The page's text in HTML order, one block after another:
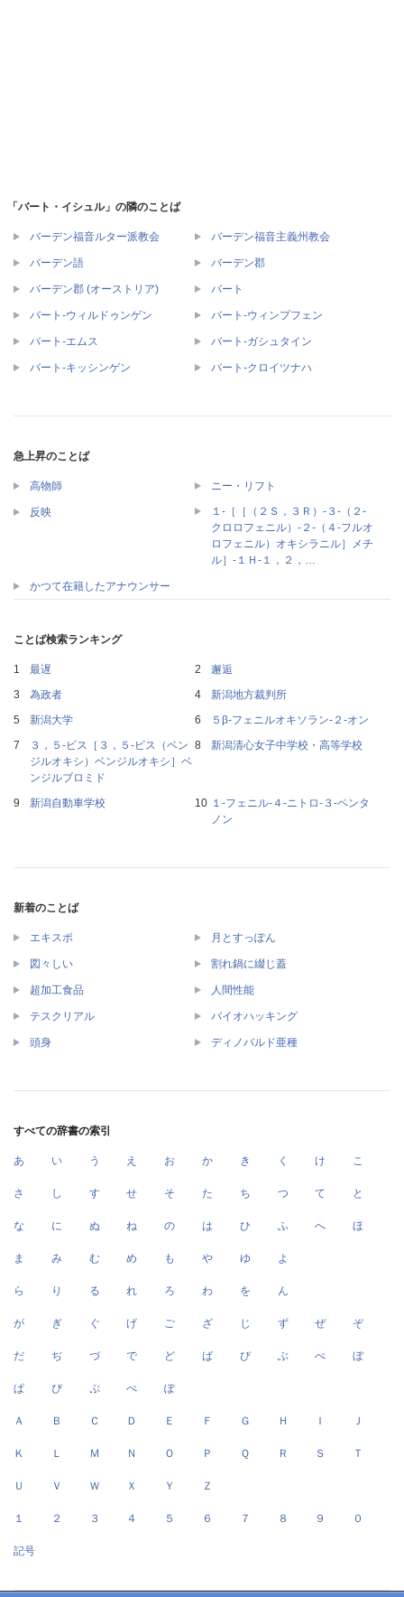
「バート・イシュル」の隣のことば
バーデン福音ルター派教会 バーデン福音主義州教会
バーデン語 バーデン郡
バーデン郡 (オーストリア) バート
バート‐ウィルドゥンゲン バート‐ウィンプフェン
バート‐エムス バート‐ガシュタイン
バート‐キッシンゲン バート‐クロイツナハ
急上昇のことば
高物師 ニー・リフト
反映
１‐［［（２Ｓ，３Ｒ）‐３‐（２‐
クロロフェニル）‐２‐（４‐フルオ
ロフェニル）オキシラニル］メチ
ル］‐１Ｈ‐１，２，…
かつて在籍したアナウンサー
ことば検索ランキング
最遅
邂逅
為政者
新潟地方裁判所
新潟大学
５β‐フェニルオキソラン‐２‐オン
３，５‐ビス［３，５‐ビス（ベン
ジルオキシ）ベンジルオキシ］ベ
ンジルブロミド
新潟清心女子中学校・高等学校
新潟自動車学校
１‐フェニル‐４‐ニトロ‐３‐ペンタ
ノン
新着のことば
エキスポ 月とすっぽん
図々しい 割れ鍋に綴じ蓋
超加工食品 人間性能
テスクリアル バイオハッキング
頭身 ディノバルド亜種
すべての辞書の索引
あ い う え お か き く け こ
さ し す せ そ た ち つ て と
な に ぬ ね の は ひ ふ へ ほ
ま み む め も や ゆ よ
ら り る れ ろ わ を ん
が ぎ ぐ げ ご ざ じ ず ぜ ぞ
だ ぢ づ で ど ば び ぶ べ ぼ
ぱ ぴ ぷ ぺ ぽ
Ａ Ｂ Ｃ Ｄ Ｅ Ｆ Ｇ Ｈ Ｉ Ｊ
Ｋ Ｌ Ｍ Ｎ Ｏ Ｐ Ｑ Ｒ Ｓ Ｔ
Ｕ Ｖ Ｗ Ｘ Ｙ Ｚ
１ ２ ３ ４ ５ ６ ７ ８ ９ ０
記号